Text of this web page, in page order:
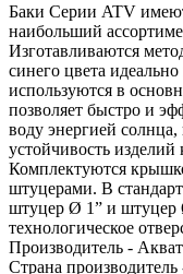
Баки Серии ATV
наибольший
Изготавливаются
синего цвета
используются в
позволяет быстро и
воду энергией
устойчивость
Комплектуются
штуцерами. В
штуцер Ø 1” и штуцер
технологическое
Производитель -
Страна производитель